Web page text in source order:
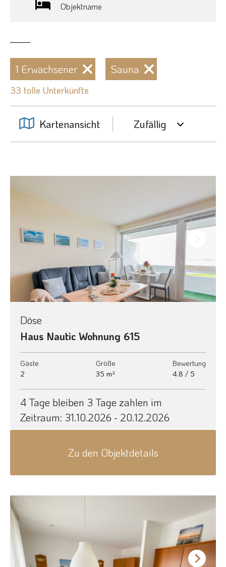
Objektname
33 tolle Unterkünfte
Kartenansicht Zufällig
1 Erwachsener Sauna
Next
Döse
Haus Nautic Wohnung 615
Gäste
2
Größe
35 m²
Bewertung
4.8 / 5
4 Tage bleiben 3 Tage zahlen im
Zeitraum: 31.10.2026 - 20.12.2026
Zu den Objektdetails